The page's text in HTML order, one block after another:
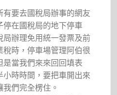
要去國稅局辦事的網友
停在國稅局的地下停車
辦理免用統一發票及前
時，停車場管理阿伯很
當我們來來回回填表
時時間，要把車開出來
們完全楞住。